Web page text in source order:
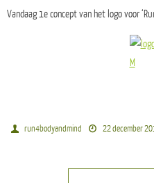
Vandaag 1e concept van het logo voor
run4bodyandmind 22 december